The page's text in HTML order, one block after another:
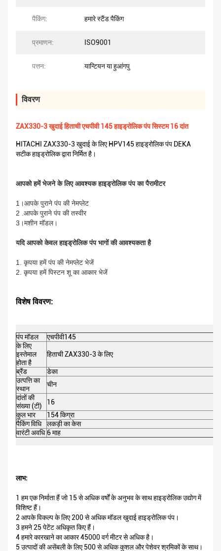
पैकिंग: हमारे स्टैंड पैकिंग
प्रमाणन: ISO9001
पत्तन: यान्टियन या हुआंगपु
विवरण
ZAX330-3 खुदाई हिताची एचपीवी 145 हाइड्रोलिक पंप सिस्टम 16 दांत
HITACHI ZAX330-3 खुदाई के लिए HPV145 हाइड्रोलिक पंप DEKA
सटीक हाइड्रोलिक द्वारा निर्मित है।
आपको हमें भेजने के लिए आवश्यक हाइड्रोलिक पंप का पैरामीटर
1।आपके पुराने पंप की नेमप्लेट
2 .आपके पुराने पंप की तस्वीर
3।मशीन मॉडल।
यदि आपको केवल हाइड्रोलिक पंप भागों की आवश्यकता है
1. कृपया हमें पंप की नेमप्लेट भेजें
2. कृपया हमें पिस्टन शू का आकार भेजें
विशेष विवरण:
पंप मॉडल
एचपीवी145
के लिए
इस्तेमाल
होता है
हिताची ZAX330-3 के लिए
ब्रैंड
डेका
उत्पत्ति का
स्थान
चीन
दांतों की
संख्या (टी)
16
कुल भार
154 किग्रा
पैकिंग विधि
लकड़ी का केस
वारंटी अवधि 6 माह
लाभ:
1 हम एक निर्माता हैं जो 15 से अधिक वर्षों के अनुभव के साथ हाइड्रोलिक उद्योग में
विशिष्ट हैं।
2 आपके विकल्प के लिए 200 से अधिक मॉडल खुदाई हाइड्रोलिक पंप।
3 हमने 25 पेटेंट अधिकृत किए हैं।
4 हमारे कारखाने का आकार 45000 वर्ग मीटर से अधिक है।
5 उत्पादों की असेंबली के लिए 500 से अधिक कुशल और पेशेवर श्रमिकों के साथ।